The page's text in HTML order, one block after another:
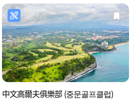
中文高爾夫俱樂部 (중문골프클럽)